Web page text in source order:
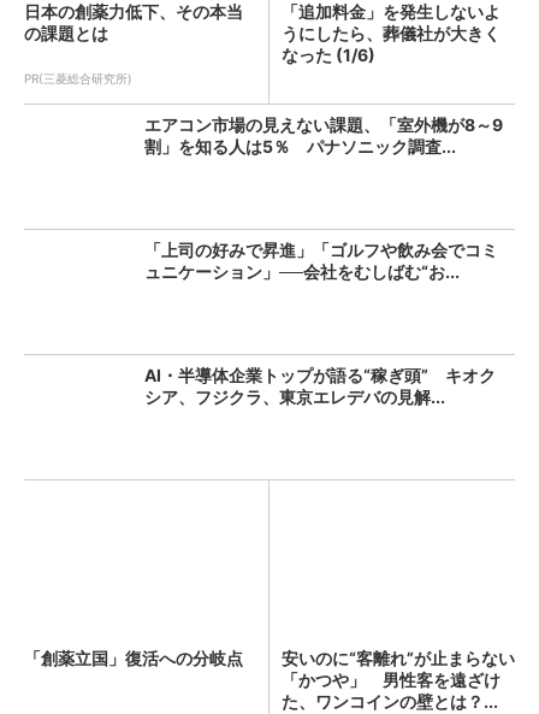
日本の創薬力低下、その本当
の課題とは
PR(三菱総合研究所)
「追加料金」を発生しないよ
うにしたら、葬儀社が大きく
なった (1/6)
エアコン市場の見えない課題、「室外機が8～9
割」を知る人は5％ パナソニック調査...
「上司の好みで昇進」「ゴルフや飲み会でコミ
ュニケーション」──会社をむしばむ“お...
AI・半導体企業トップが語る“稼ぎ頭” キオク
シア、フジクラ、東京エレデバの見解...
「創薬立国」復活への分岐点
安いのに“客離れ”が止まらない
「かつや」 男性客を遠ざけ
た、ワンコインの壁とは？...